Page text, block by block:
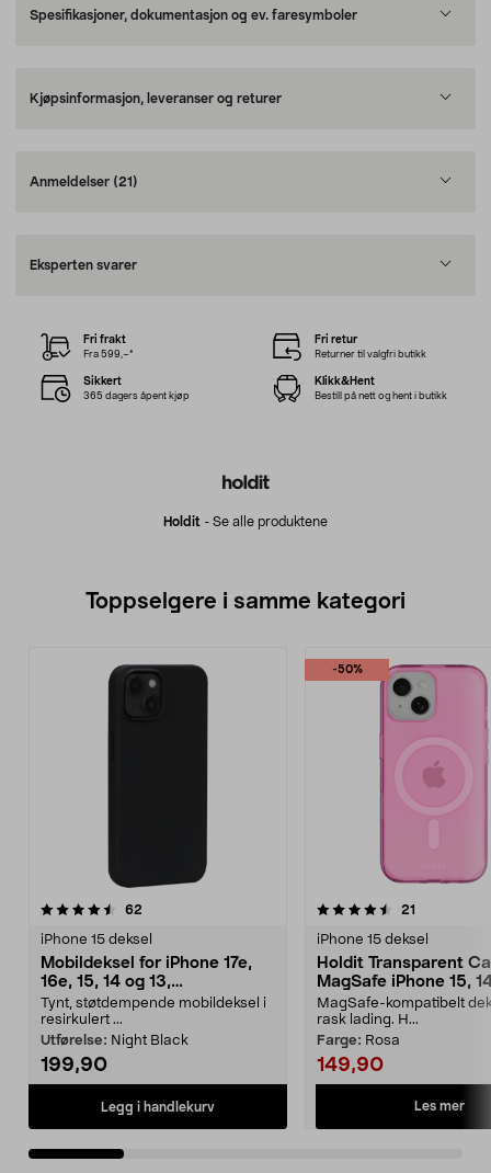
Spesifikasjoner, dokumentasjon og ev. faresymboler
Kjøpsinformasjon, leveranser og returer
Anmeldelser (21)
Eksperten svarer
Holdit - Se alle produktene
Fri frakt
Fra 599,–*
Fri retur
Returner til valgfri butikk
Sikkert
365 dagers åpent kjøp
Klikk&Hent
Bestill på nett og hent i butikk
Toppselgere i samme kategori
62
iPhone 15 deksel
Mobildeksel for iPhone 17e,
16e, 15, 14 og 13,
dbramante1928 Greenland
Tynt, støtdempende mobildeksel i
resirkulert ...
Utførelse: Night Black
199,90
Legg i handlekurv
-50%
4.5 av 5 stjerner 21
iPhone 15 deksel
Holdit Transparent
MagSafe iPhone 15,
mobildeksel
MagSafe-kompatibelt
rask lading. H...
Farge: Rosa
149,90
Les mer
4.5 av 5 stjerner